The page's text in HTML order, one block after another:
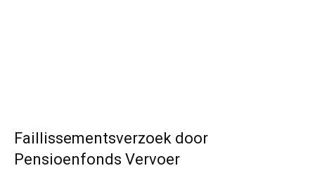
Faillissementsverzoek door
Pensioenfonds Vervoer